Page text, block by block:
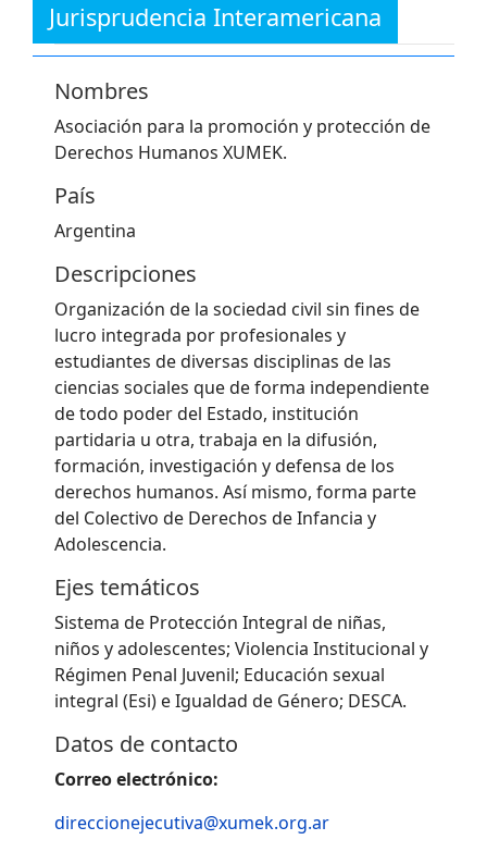
Jurisprudencia Interamericana
Nombres
Asociación para la promoción y protección de
Derechos Humanos XUMEK.
País
Argentina
Descripciones
Organización de la sociedad civil sin fines de
lucro integrada por profesionales y
estudiantes de diversas disciplinas de las
ciencias sociales que de forma independiente
de todo poder del Estado, institución
partidaria u otra, trabaja en la difusión,
formación, investigación y defensa de los
derechos humanos. Así mismo, forma parte
del Colectivo de Derechos de Infancia y
Adolescencia.
Ejes temáticos
Sistema de Protección Integral de niñas,
niños y adolescentes; Violencia Institucional y
Régimen Penal Juvenil; Educación sexual
integral (Esi) e Igualdad de Género; DESCA.
Datos de contacto
Correo electrónico:
direccionejecutiva@xumek.org.ar